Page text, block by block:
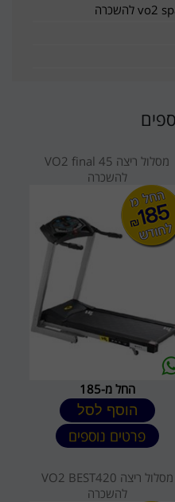
מסלול ריצה VO2 final 45
להשכרה
החל מ-185
הוסף לסל
פרטים נוספים
מסלול ריצה VO2 BEST420
להשכרה